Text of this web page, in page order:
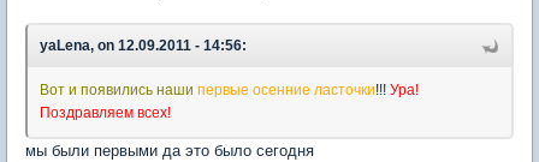
yaLena, on 12.09.2011 - 14:56:
Вот и появились наши первые осенние ласточки!!! Ура!
Поздравляем всех!
мы были первыми да это было сегодня